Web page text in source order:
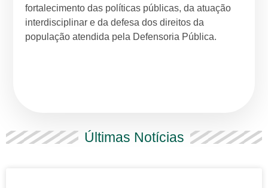
fortalecimento das políticas públicas, da atuação
interdisciplinar e da defesa dos direitos da
população atendida pela Defensoria Pública.
Últimas Notícias